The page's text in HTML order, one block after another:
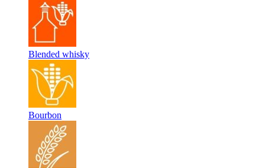
Blended whisky
Bourbon